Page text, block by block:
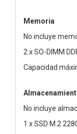
Memoria
No incluye
2 x SO-DIMM
Capacidad
No incluye
1 x SSD M.2